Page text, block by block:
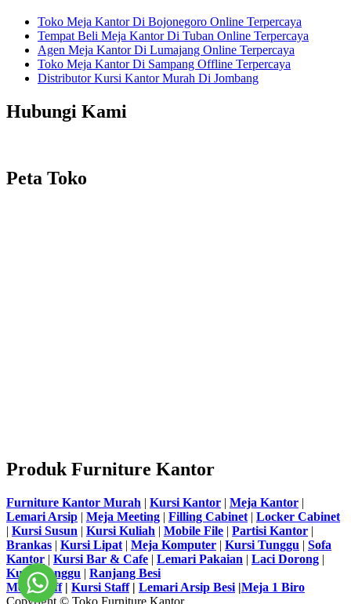
Toko Meja Kantor Di Bojonegoro Online Terpercaya
Tempat Beli Meja Kantor Di Tuban Online Terpercaya
Agen Meja Kantor Di Lumajang Online Terpercaya
Toko Meja Kantor Di Sampang Offline Terpercaya
Distributor Kursi Kantor Murah Di Jombang
Hubungi Kami
Peta Toko
Produk Furniture Kantor
Furniture Kantor Murah | Kursi Kantor | Meja Kantor |
Lemari Arsip | Meja Meeting | Filling Cabinet | Locker Cabinet
| Kursi Susun | Kursi Kuliah | Mobile File | Partisi Kantor |
Brankas | Kursi Lipat | Meja Komputer | Kursi Tunggu | Sofa
Kantor | Kursi Bar & Cafe | Lemari Pakaian | Laci Dorong |
Kursi Tunggu | Ranjang Besi
Meja Staff| Kursi Staff| Lemari Arsip Besi |Meja 1 Biro
Copyright © Toko Furniture Kantor